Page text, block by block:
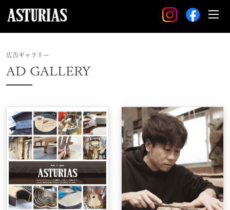
広告ギャラリー
AD GALLERY